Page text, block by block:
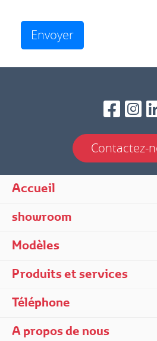
Nous répondons généralement dans
Bonjour à tous ! Je suis Toyota
Envoyer
Contactez-
Accueil
showroom
Modèles
Produits et services
Téléphone
A propos de nous